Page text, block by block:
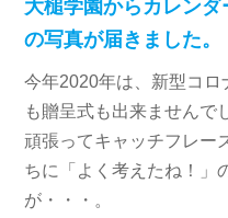
大槌学園からカレン
の写真が届きました。
今年2020年は、新型コ
も贈呈式も出来ませんで
頑張ってキャッチフレー
ちに「よく考えたね！」
が・・・。